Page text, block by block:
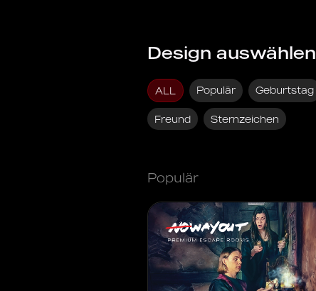
Design auswählen
ALL Populär Geburtstag
Freund Sternzeichen
Populär